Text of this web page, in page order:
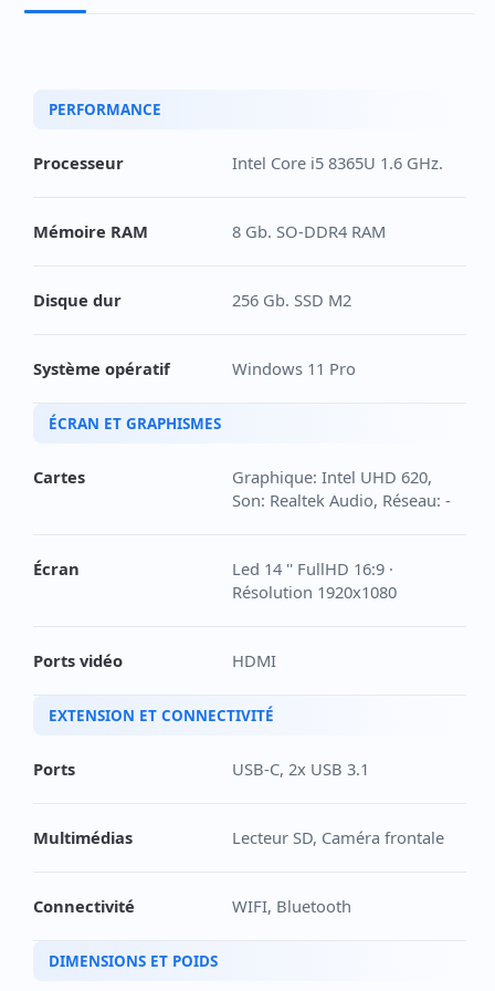
PERFORMANCE
Processeur Intel Core i5 8365U 1.6 GHz.
Mémoire RAM 8 Gb. SO-DDR4 RAM
Disque dur 256 Gb. SSD M2
Système opératif Windows 11 Pro
ÉCRAN ET GRAPHISMES
Cartes
Graphique: Intel UHD 620,
Son: Realtek Audio, Réseau: -
Écran
Led 14 '' FullHD 16:9 ·
Résolution 1920x1080
Ports vidéo HDMI
EXTENSION ET CONNECTIVITÉ
Ports USB-C, 2x USB 3.1
Multimédias Lecteur SD, Caméra frontale
Connectivité WIFI, Bluetooth
DIMENSIONS ET POIDS